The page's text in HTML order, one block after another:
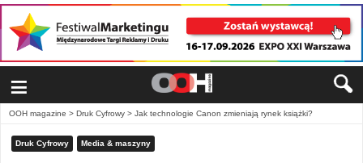
≡
OOH magazine > Druk Cyfrowy > Jak technologie Canon zmieniają rynek książki?
Druk Cyfrowy Media & maszyny